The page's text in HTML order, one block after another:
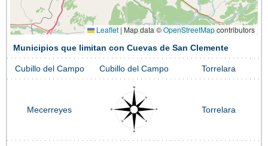
Leaflet | Map data ©OpenStreetMapcontributors
Municipios que limitan con Cuevas de San Clemente
Cubillo del Campo Cubillo del Campo Torrelara
Mecerreyes Torrelara